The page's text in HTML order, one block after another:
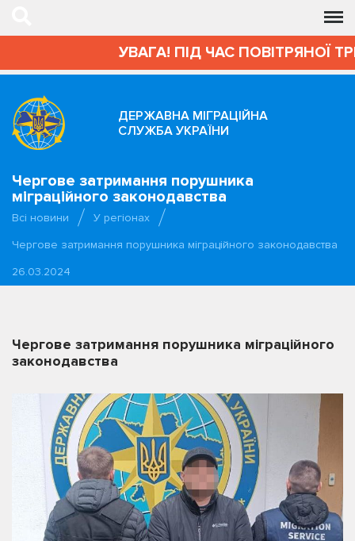
УВАГА! ПІД ЧАС ПОВІТРЯНОЇ
ДЕРЖАВНА МІГРАЦІЙНА
СЛУЖБА УКРАЇНИ
Чергове затримання порушника
міграційного законодавства
Всі новини
У регіонах
Чергове затримання порушника міграційного законодавства
26.03.2024
Чергове затримання порушника міграційного
законодавства